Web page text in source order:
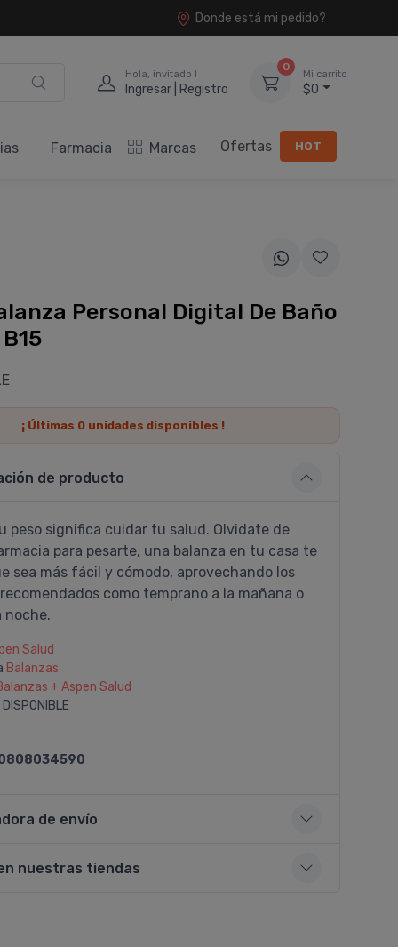
Donde está mi pedido?
Hola, invitado !
Ingresar | Registro
0
Mi carrito
$0
Farmacia Marcas Ofertas HOT
Personal Digital De Baño
¡ Últimas 0 unidades disponibles !
de producto
peso significa cuidar tu salud. Olvidate de
para pesarte, una balanza en tu casa te
sea más fácil y cómodo, aprovechando los
como temprano a la mañana o
noche.
Salud
Balanzas
+ Aspen Salud
DISPONIBLE
de envío
nuestras tiendas